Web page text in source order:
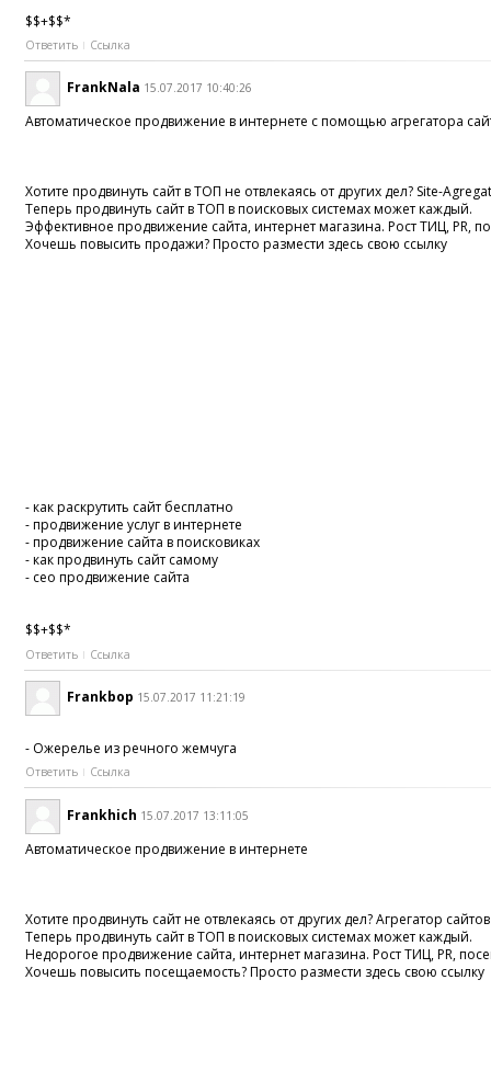
$$+$$*
Ответить Ссылка
FrankNala 15.07.2017 10:40:26
Автоматическое продвижение в интернете с помощью агрегатора
Хотите продвинуть сайт в ТОП не отвлекаясь от других дел? Site-
Теперь продвинуть сайт в ТОП в поисковых системах может каждый.
Эффективное продвижение сайта, интернет магазина. Рост ТИЦ, PR,
Хочешь повысить продажи? Просто размести здесь свою ссылку
- как раскрутить сайт бесплатно
- продвижение услуг в интернете
- продвижение сайта в поисковиках
- как продвинуть сайт самому
- сео продвижение сайта
$$+$$*
Ответить Ссылка
Frankbop 15.07.2017 11:21:19
- Ожерелье из речного жемчуга
Ответить Ссылка
Frankhich 15.07.2017 13:11:05
Автоматическое продвижение в интернете
Хотите продвинуть сайт не отвлекаясь от других дел? Агрегатор
Теперь продвинуть сайт в ТОП в поисковых системах может каждый.
Недорогое продвижение сайта, интернет магазина. Рост ТИЦ, PR,
Хочешь повысить посещаемость? Просто размести здесь свою ссылку